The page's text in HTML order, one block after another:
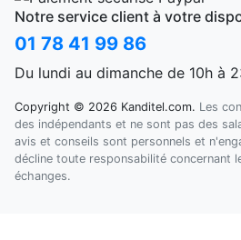
Notre service client à votre
01 78 41 99 86
Du lundi au dimanche de 10h à
Copyright © 2026 Kanditel.com. Les
des indépendants et ne sont pas des
avis et conseils sont personnels et
décline toute responsabilité concernant
échanges.